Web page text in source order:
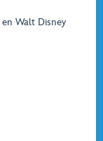
en Walt Disney